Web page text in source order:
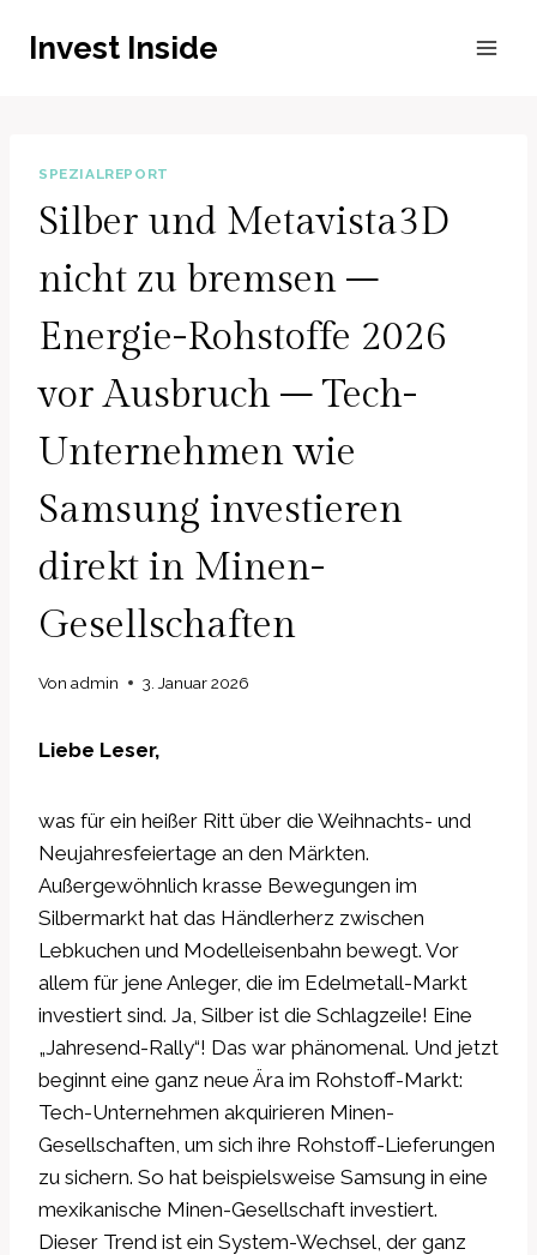
InhaltInvest Inside
SPEZIALREPORT
Silber und Metavista3D
nicht zu bremsen –
Energie-Rohstoffe 2026
vor Ausbruch – Tech-
Unternehmen wie
Samsung investieren
direkt in Minen-
Gesellschaften
Von admin 3. Januar 2026
Liebe Leser,
was für ein heißer Ritt über die Weihnachts- und
Neujahresfeiertage an den Märkten.
Außergewöhnlich krasse Bewegungen im
Silbermarkt hat das Händlerherz zwischen
Lebkuchen und Modelleisenbahn bewegt. Vor
allem für jene Anleger, die im Edelmetall-Markt
investiert sind. Ja, Silber ist die Schlagzeile! Eine
„Jahresend-Rally“! Das war phänomenal. Und jetzt
beginnt eine ganz neue Ära im Rohstoff-Markt:
Tech-Unternehmen akquirieren Minen-
Gesellschaften, um sich ihre Rohstoff-Lieferungen
zu sichern. So hat beispielsweise Samsung in eine
mexikanische Minen-Gesellschaft investiert.
Dieser Trend ist ein System-Wechsel, der ganz